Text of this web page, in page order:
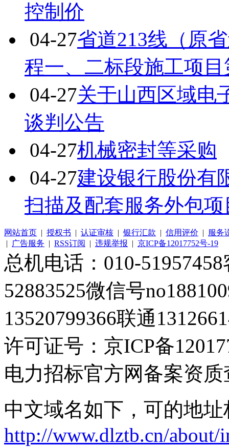
控制价
04-27省道213线（原
程一、二标段施工项
04-27关于山西区域电
谈判公告
04-27机械密封等采购
04-27建设银行股份有
扫描及配套服务外包
网站首页 | 授权书 | 认证审核 | 银行汇款 | 信用评价 |
服务
|
广告服务 | RSS订阅 | 违规举报 | 京ICP备12017752号-19
总机电话：010-
52883525微信号
13520799366联通
许可证号：京ICP备
电力招标官方网备案资质
中文域名如下，可的地
http://www.dlztb.cn/about/